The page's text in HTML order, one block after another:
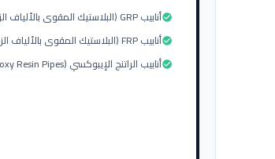
أنابيب GRP (البلاستيك المقوى بالألياف الزجاجية)check_circle
أنابيب FRP (البلاستيك المقوى بالألياف الزجاجية)check_circle
أنابيب الراتنج الإيبوكسي (Epoxy Resin Pipes)check_circle